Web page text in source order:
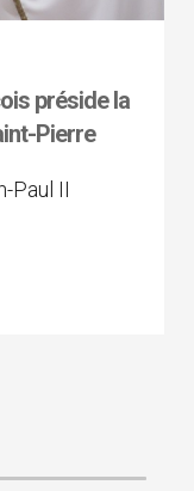
préside la
Pierre
Paul II